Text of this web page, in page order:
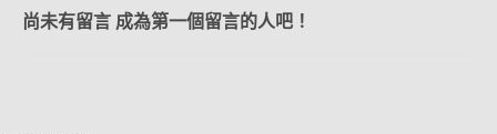
尚未有留言 成為第一個留言的人吧！